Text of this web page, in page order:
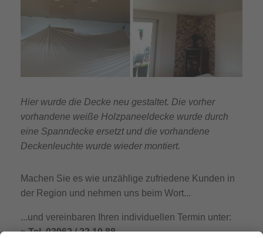
Hier wurde die Decke neu gestaltet. Die vorher
vorhandene weiße Holzpaneeldecke wurde durch
eine Spanndecke ersetzt und die vorhandene
Deckenleuchte wurde wieder montiert.
Machen Sie es wie unzählige zufriedene Kunden in
der Region und nehmen uns beim Wort...
...und vereinbaren Ihren individuellen Termin unter:
» Tel. 03962 / 22 10 88